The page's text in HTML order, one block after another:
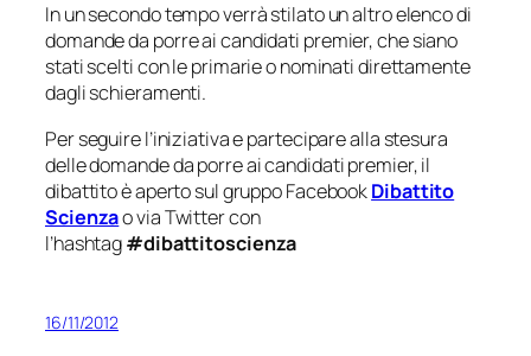
In un secondo tempo verrà stilato un altro elenco di
domande da porre ai candidati premier, che siano
stati scelti con le primarie o nominati direttamente
dagli schieramenti.
Per seguire l’iniziativa e partecipare alla stesura
delle domande da porre ai candidati premier, il
dibattito è aperto sul gruppo FacebookDibattito
Scienzao via Twitter con
l’hashtag#dibattitoscienza
16/11/2012